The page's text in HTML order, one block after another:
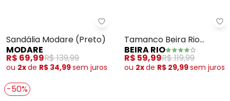
Modare - Sandália Modare
Sandália Modare (Preto)
MODARE
R$ 69,99R$ 139,99
ou 2xde R$ 34,99sem juros
Tamanco Beira Rio
(Camel)
BEIRA RIO
R$ 59,99R$ 119,99
ou 2xde R$ 29,99sem juros
-50%